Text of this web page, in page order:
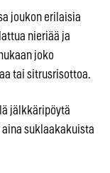
joukon erilaisia
nieriää ja
joko
tai sitrusrisottoa.
jälkkäripöytä
suklaakakuista